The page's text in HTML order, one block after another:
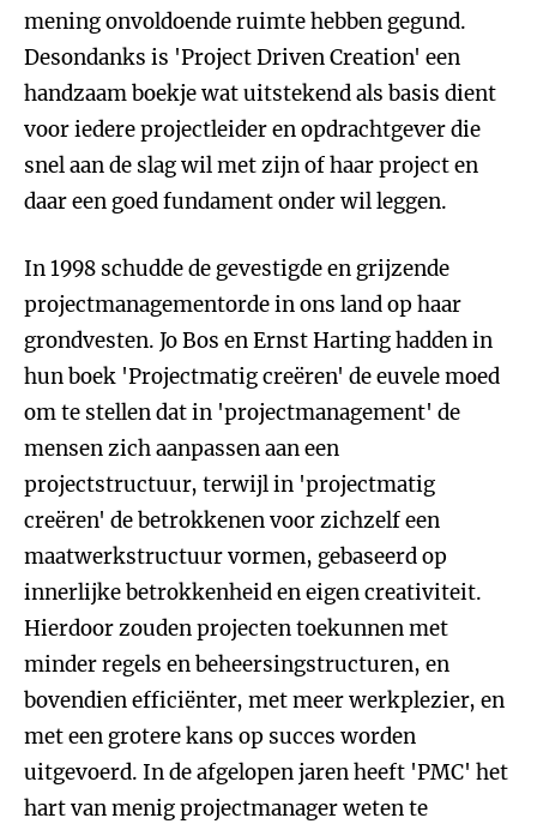
mening onvoldoende ruimte hebben gegund.
Desondanks is 'Project Driven Creation' een
handzaam boekje wat uitstekend als basis dient
voor iedere projectleider en opdrachtgever die
snel aan de slag wil met zijn of haar project en
daar een goed fundament onder wil leggen.
In 1998 schudde de gevestigde en grijzende
projectmanagementorde in ons land op haar
grondvesten. Jo Bos en Ernst Harting hadden in
hun boek 'Projectmatig creëren' de euvele moed
om te stellen dat in 'projectmanagement' de
mensen zich aanpassen aan een
projectstructuur, terwijl in 'projectmatig
creëren' de betrokkenen voor zichzelf een
maatwerkstructuur vormen, gebaseerd op
innerlijke betrokkenheid en eigen creativiteit.
Hierdoor zouden projecten toekunnen met
minder regels en beheersingstructuren, en
bovendien efficiënter, met meer werkplezier, en
met een grotere kans op succes worden
uitgevoerd. In de afgelopen jaren heeft 'PMC' het
hart van menig projectmanager weten te